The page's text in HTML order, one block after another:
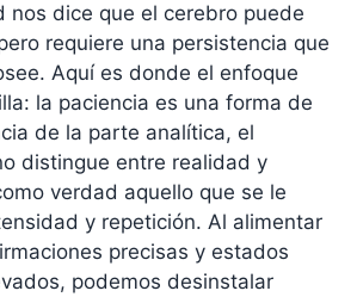
nos dice que el cerebro puede
requiere una persistencia que
Aquí es donde el enfoque
la paciencia es una forma de
de la parte analítica, el
distingue entre realidad y
verdad aquello que se le
y repetición. Al alimentar
precisas y estados
podemos desinstalar